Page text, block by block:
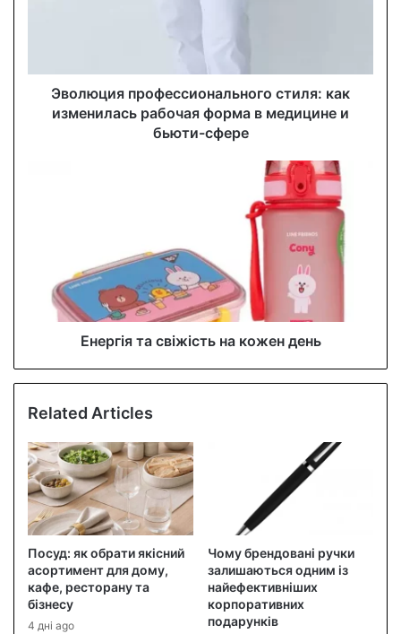
Эволюция профессионального стиля: как
изменилась рабочая форма в медицине и
бьюти-сфере
Енергія та свіжість на кожен день
Related Articles
Посуд: як обрати якісний
асортимент для дому,
кафе, ресторану та
бізнесу
4 дні ago
Чому брендовані ручки
залишаються одним із
найефективніших
корпоративних
подарунків